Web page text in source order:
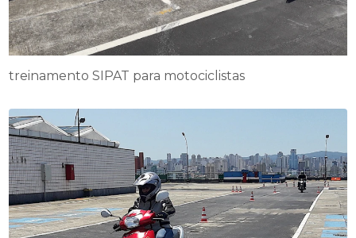
treinamento SIPAT para motociclistas